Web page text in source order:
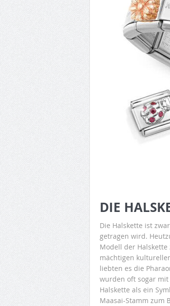
DIE
Die Halskette ist
getragen wird.
Modell der
mächtigen
liebten es die
wurden oft sogar
Halskette als ein
Maasai-Stamm zum